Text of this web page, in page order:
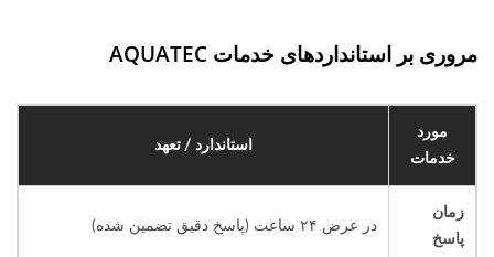
مروری بر استانداردهای خدمات AQUATEC
مورد
خدمات
استاندارد / تعهد
زمان
پاسخ
در عرض ۲۴ ساعت (پاسخ دقیق تضمین شده)